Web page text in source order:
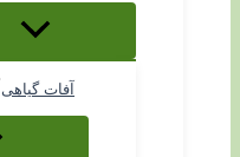
آفات گیاهی